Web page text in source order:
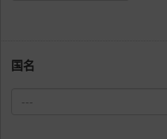
国名
---